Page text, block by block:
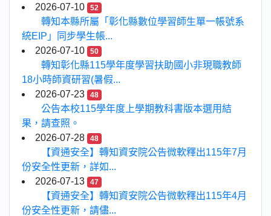
2026-07-10
52
轉知本縣所屬「彰化縣數位學習師生單一帳號系
統EIP」同步學生帳...
2026-07-10
50
轉知彰化縣115學年度學習扶助國小非現職教師
18小時師資研習(暑假...
2026-07-23
48
公告本校115學年度上學期教科書版本選用結
果，請查照。
2026-07-28
48
【資通安全】轉知資安院公告微軟釋出115年7月
份安全性更新，詳如...
2026-07-13
47
【資通安全】轉知資安院公告微軟釋出115年4月
份安全性更新，請儘...